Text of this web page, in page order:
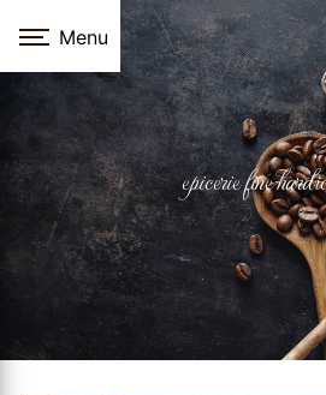
Panneau de gestion des cookies
Menu
epicerie fine